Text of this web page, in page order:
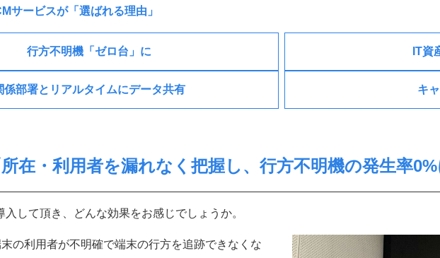
サービスが「選ばれる理由」
行方不明機「ゼロ台」に IT資
係部署とリアルタイムにデータ共有 キ
在・利用者を漏れなく把握し、行方不明機の発生率0%
入して頂き、どんな効果をお感じでしょうか。
の利用者が不明確で端末の行方を追跡できなくな